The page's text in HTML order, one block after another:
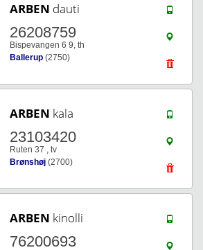
ARBEN dauti
26208759
Bispevangen 6 9, th
Ballerup (2750)
ARBEN kala
23103420
Ruten 37 , tv
Brønshøj (2700)
ARBEN kinolli
76200693